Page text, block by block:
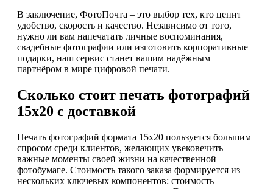
В заключение, ФотоПочта – это выбор тех, кто ценит
удобство, скорость и качество. Независимо от того,
нужно ли вам напечатать личные воспоминания,
свадебные фотографии или изготовить корпоративные
подарки, наш сервис станет вашим надёжным
партнёром в мире цифровой печати.
Сколько стоит печать фотографий
15х20 с доставкой
Печать фотографий формата 15х20 пользуется большим
спросом среди клиентов, желающих увековечить
важные моменты своей жизни на качественной
фотобумаге. Стоимость такого заказа формируется из
нескольких ключевых компонентов: стоимость